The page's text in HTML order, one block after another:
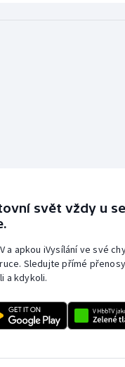
svět vždy u
a apkou iVysílání ve své
Sledujte přímé
a kdykoli.